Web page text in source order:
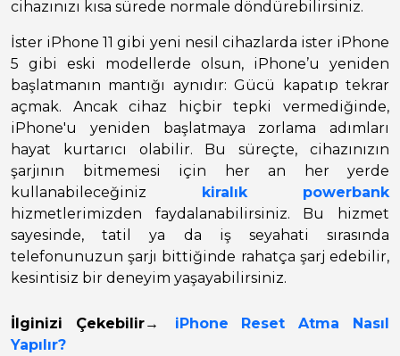
cihazınızı kısa sürede normale döndürebilirsiniz.
İster iPhone 11 gibi yeni nesil cihazlarda ister iPhone
5 gibi eski modellerde olsun, iPhone’u yeniden
başlatmanın mantığı aynıdır: Gücü kapatıp tekrar
açmak. Ancak cihaz hiçbir tepki vermediğinde,
iPhone'u yeniden başlatmaya zorlama adımları
hayat kurtarıcı olabilir. Bu süreçte, cihazınızın
şarjının bitmemesi için her an her yerde
kullanabileceğiniz
kiralık powerbank
hizmetlerimizden faydalanabilirsiniz. Bu hizmet
sayesinde, tatil ya da iş seyahati sırasında
telefonunuzun şarjı bittiğinde rahatça şarj edebilir,
kesintisiz bir deneyim yaşayabilirsiniz.
İlginizi Çekebilir→
iPhone Reset Atma Nasıl
Yapılır?